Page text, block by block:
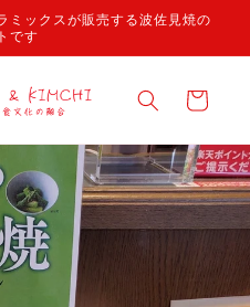
ミックスが販売する波佐見焼の
です
트